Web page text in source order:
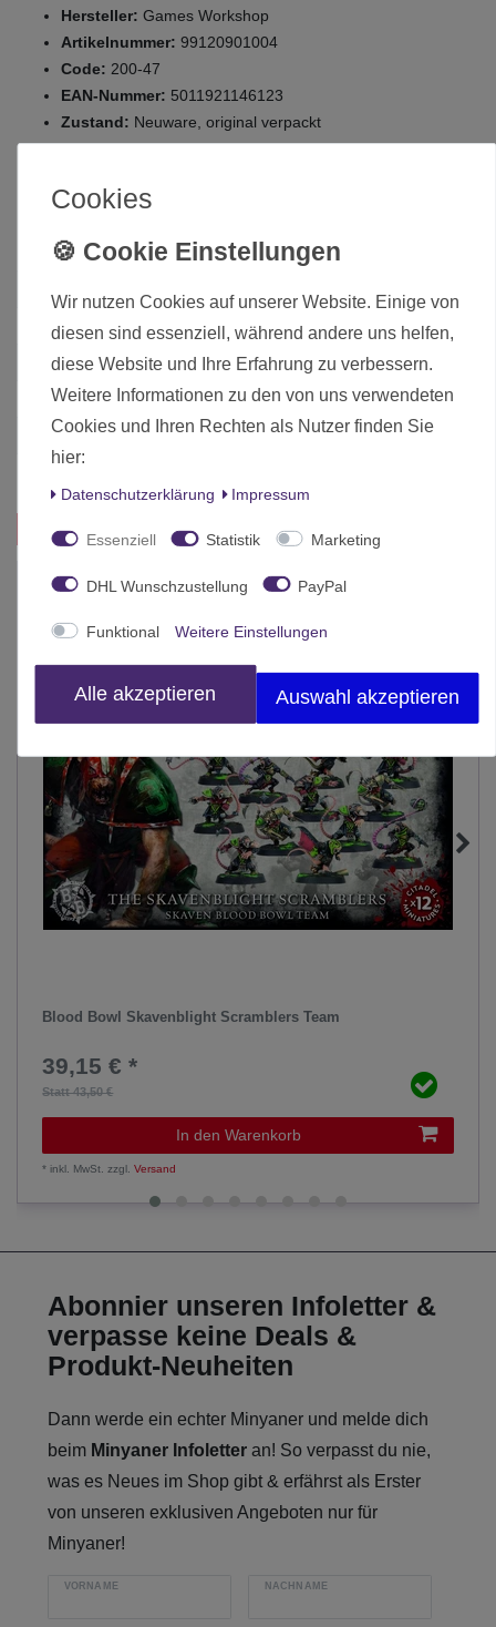
Hersteller: Games Workshop
Artikelnummer: 99120901004
Code: 200-47
EAN-Nummer: 5011921146123
Zustand: Neuware, original verpackt
Art.-ID 6015
Altersfreigabe Ohne Altersbeschränkung
Hersteller Games Workshop
Herstellungsland United Kingdom
Das passt zu diesem Produkt:
-10%
Blood Bowl Skavenblight Scramblers Team
Statt 43,50 €
39,15 € *
In den Warenkorb
*inkl. MwSt. zzgl.Versand
Abonnier unseren Infoletter &
verpasse keine Deals &
Produkt-Neuheiten
Dann werde ein echter Minyaner und melde dich
beim Minyaner Infoletter an! So verpasst du nie,
was es Neues im Shop gibt & erfährst als Erster
von unseren exklusiven Angeboten nur für
Minyaner!
VORNAME NACHNAME
Cookies
Wir nutzen Cookies auf unserer Website. Einige von
diesen sind essenziell, während andere uns helfen,
diese Website und Ihre Erfahrung zu verbessern.
Weitere Informationen zu den von uns verwendeten
Cookies und Ihren Rechten als Nutzer finden Sie
hier:
Daten­schutz­erklärung Impressum
Essenziell Statistik Marketing
DHL Wunschzustellung PayPal
Funktional Weitere Einstellungen
Alle akzeptieren Auswahl akzeptieren